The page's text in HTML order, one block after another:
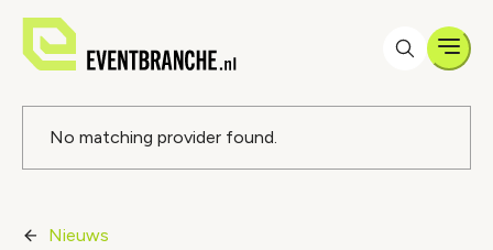
Foutmelding
No matching provider found.
Nieuws